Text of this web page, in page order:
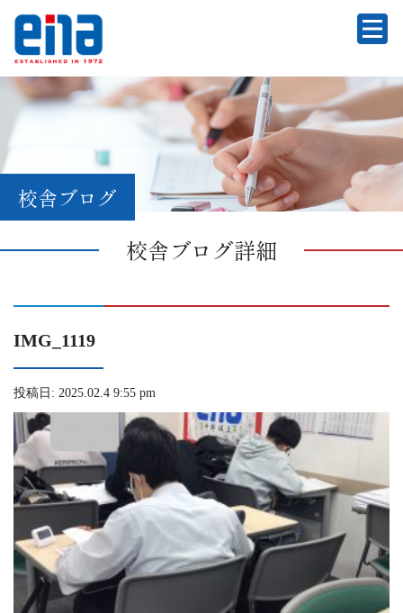
校舎ブログ
校舎ブログ詳細
IMG_1119
投稿日: 2025.02.4 9:55 pm